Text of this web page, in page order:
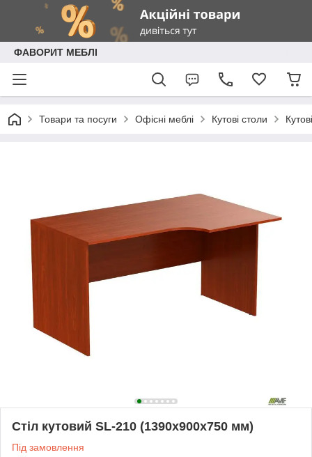
ФАВОРИТ МЕБЛІ
Товари та посуги Офісні меблі Кутові столи
Стіл кутовий SL-210 (1390х900х750 мм)
Під замовлення